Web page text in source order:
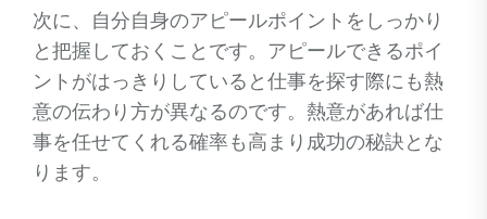
次に、自分自身のアピールポイントをしっかり
と把握しておくことです。アピールできるポイ
ントがはっきりしていると仕事を探す際にも熱
意の伝わり方が異なるのです。熱意があれば仕
事を任せてくれる確率も高まり成功の秘訣とな
ります。